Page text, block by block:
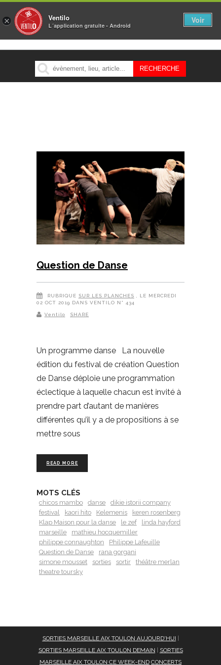
MENU
Question de Danse
RUBRIQUE SUR LES PLANCHES
, LE MERCREDI
02 OCT 2019 DANS VENTILO N° 434
Ventilo SHARE
Un programme danse La nouvelle
édition du festival de création Question
de Danse déploie une programmation
éclectique à laquelle chacun est invité à
prendre part d’autant de manières
différentes qu’il y a de propositions à se
mettre sous
READ MORE
MOTS CLÉS
chicos mambo danse
dikie istorii company
festival
kaori hito Kelemenis
keren rosenberg
Klap Maison pour la danse
le zef
linda hayford
marseille
mathieu hocquemiller
philippe connaughton
Philippe Lafeuille
Question de Danse
rana gorgani
simone mousset
sorties sortir
théâtre merlan
theatre toursky
SORTIES MARSEILLE AIX TOULON AUJOURD'HUI
SORTIES MARSEILLE AIX TOULON DEMAIN
SORTIES
MARSEILLE AIX TOULON CE WEEK-END CONCERTS
× Ventilo
L´application gratuite - Android
Voir